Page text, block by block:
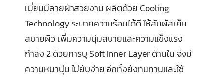
เมี่ยมมีลายผ้าสวยงาม ผลิตด้วย Cooling
Technology ระบายความร้อนได้ดี ให้สัมผัสเย็น
สบายผิว เพิ่มความนุ่มสบายและความแข็งแรง
กำลัง 2 ด้วยการบุ Soft Inner Layer ด้านใน จึงมี
ความหนานุ่ม ไม่ยับง่าย อีกทั้งยังทนทานและใช้